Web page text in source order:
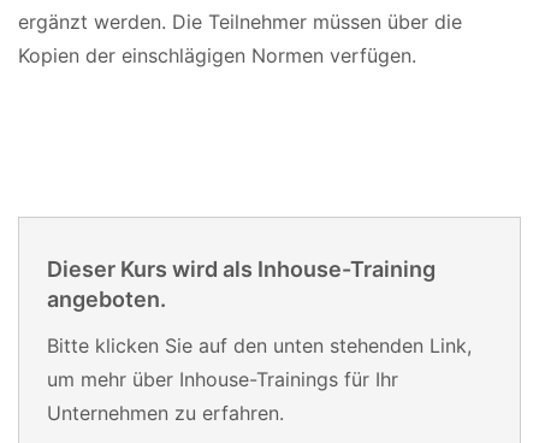
ergänzt werden. Die Teilnehmer müssen über die
Kopien der einschlägigen Normen verfügen.
Dieser Kurs wird als Inhouse-Training
angeboten.
Bitte klicken Sie auf den unten stehenden Link,
um mehr über Inhouse-Trainings für Ihr
Unternehmen zu erfahren.